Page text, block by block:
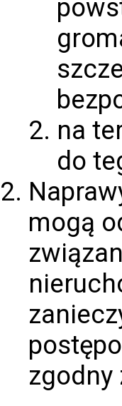
na
do
mogą
zgodny